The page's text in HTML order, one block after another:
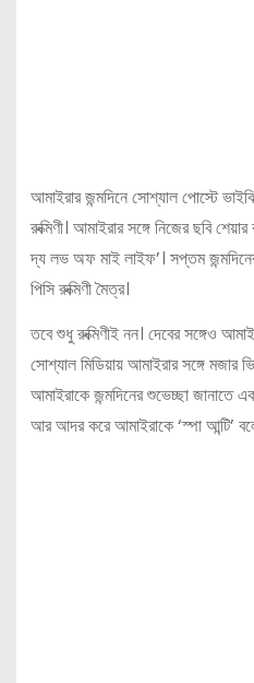
আমাইরার জন্মদিনে সোশ্যাল পোস্টে
রুক্মিণী। আমাইরার সঙ্গে নিজের ছবি
দ্য লভ অফ মাই লাইফ’। সপ্তম জন্মদিনের
পিসি রুক্মিণী মৈত্র।
তবে শুধু রুক্মিণীই নন। দেবের সঙ্গেও
সোশ্যাল মিডিয়ায় আমাইরার সঙ্গে
আমাইরাকে জন্মদিনের শুভেচ্ছা জানাতে
আর আদর করে আমাইরাকে ‘স্পা আন্টি’